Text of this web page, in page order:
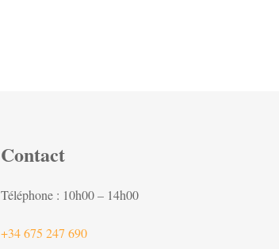
Contact
Téléphone : 10h00 – 14h00
+34 675 247 690